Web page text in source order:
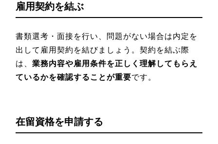
雇用契約を結ぶ
書類選考・面接を行い、問題がない場合は内定を
出して雇用契約を結びましょう。契約を結ぶ際
は、 業務内容や雇用条件を正しく理解してもらえ
ているかを確認することが重要です。
在留資格を申請する